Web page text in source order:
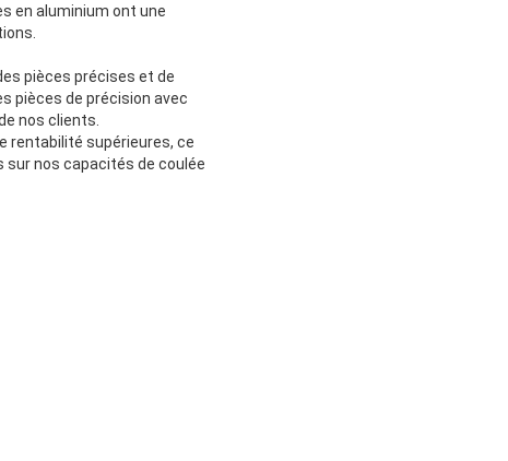
en aluminium ont une
pièces précises et de
pièces de précision avec
nos clients.
rentabilité supérieures, ce
sur nos capacités de coulée